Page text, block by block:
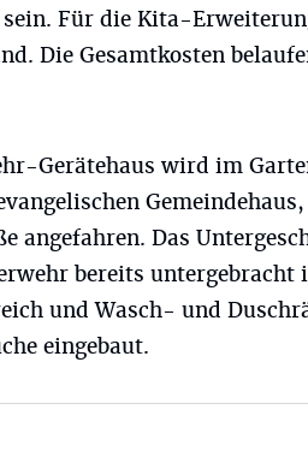
Für die Kita-
Die Gesamtkosten
Gerätehaus wird im
angefahren. Das
bereits untergebracht
und Wasch- und
eingebaut.